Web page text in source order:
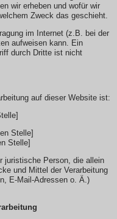
wir erheben und wofür wir
Zweck das geschieht.
im Internet (z.B. bei der
aufweisen kann. Ein
durch Dritte ist nicht
auf dieser Website ist:
Stelle]
Stelle]
juristische Person, die allein
und Mittel der Verarbeitung
E-Mail-Adressen o. Ä.)